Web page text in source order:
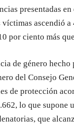
presentadas
ascendió
por ciento más
de género
del Consejo
de protección
lo que supone
que